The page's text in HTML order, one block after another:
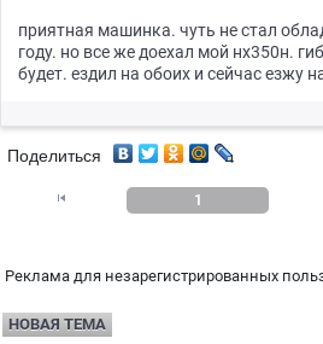
приятная машинка. чуть не стал
году. но все же доехал мой нх350н.
будет. ездил на обоих и сейчас езжу
Поделиться
 1
Реклама для незарегистрированных
НОВАЯ ТЕМА